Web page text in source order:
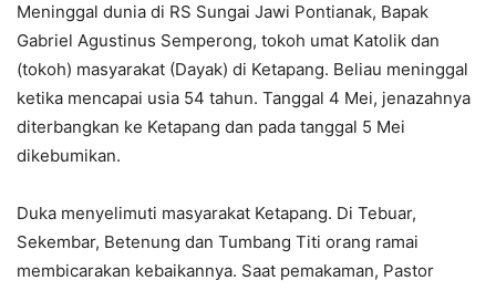
Meninggal dunia di RS Sungai Jawi Pontianak, Bapak
Gabriel Agustinus Semperong, tokoh umat Katolik dan
(tokoh) masyarakat (Dayak) di Ketapang. Beliau meninggal
ketika mencapai usia 54 tahun. Tanggal 4 Mei, jenazahnya
diterbangkan ke Ketapang dan pada tanggal 5 Mei
dikebumikan.
Duka menyelimuti masyarakat Ketapang. Di Tebuar,
Sekembar, Betenung dan Tumbang Titi orang ramai
membicarakan kebaikannya. Saat pemakaman, Pastor